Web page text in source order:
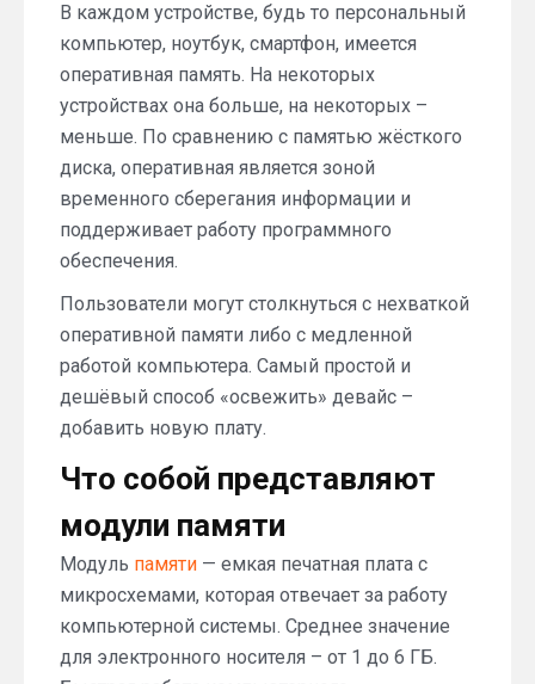
В каждом устройстве, будь то персональный
компьютер, ноутбук, смартфон, имеется
оперативная память. На некоторых
устройствах она больше, на некоторых –
меньше. По сравнению с памятью жёсткого
диска, оперативная является зоной
временного сберегания информации и
поддерживает работу программного
обеспечения.
Пользователи могут столкнуться с нехваткой
оперативной памяти либо с медленной
работой компьютера. Самый простой и
дешёвый способ «освежить» девайс –
добавить новую плату.
Что собой представляют
модули памяти
Модуль памяти — емкая печатная плата с
микросхемами, которая отвечает за работу
компьютерной системы. Среднее значение
для электронного носителя – от 1 до 6 ГБ.